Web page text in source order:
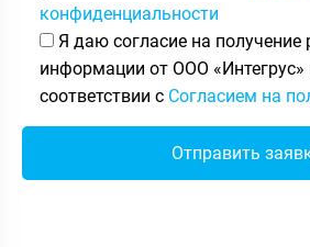
конфиденциальности
Я даю согласие на получение
информации от ООО «Интегрус»
соответствии с Согласием на